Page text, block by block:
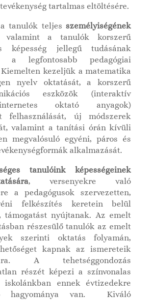
tartalmas eltöltésére.
tanulók teljes személyiségének
valamint a tanulók korszerű
képesség jellegű tudásának
a legfontosabb pedagógiai
kezeljük a matematika
nyelv oktatását, a korszerű
eszközök (interaktív
oktató anyagok)
felhasználását, új módszerek
valamint a tanítási órán kívüli
megvalósuló egyéni, páros és
alkalmazását.
tanulóink képességeinek
, versenyekre való
a pedagógusok szervezetten,
felkészítés keretein belül
támogatást nyújtanak. Az emelt
részesülő tanulók az emelt
szerinti oktatás folyamán,
kapnak az ismereteik
A tehetséggondozás
részét képezi a színvonalas
iskolánkban ennek évtizedekre
hagyománya van.
Kiváló